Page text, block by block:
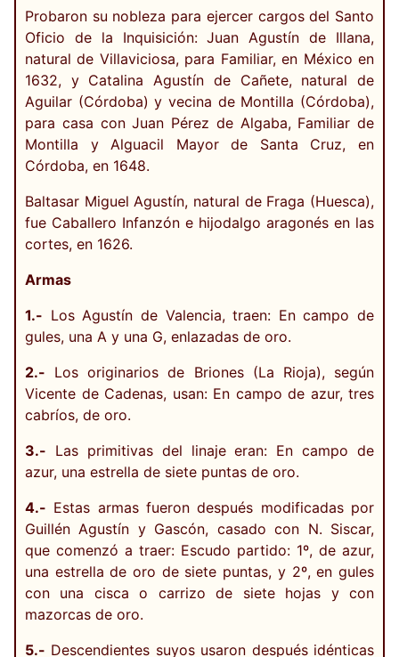
Probaron su nobleza para ejercer cargos del Santo
Oficio de la Inquisición: Juan Agustín de Illana,
natural de Villaviciosa, para Familiar, en México en
1632, y Catalina Agustín de Cañete, natural de
Aguilar (Córdoba) y vecina de Montilla (Córdoba),
para casa con Juan Pérez de Algaba, Familiar de
Montilla y Alguacil Mayor de Santa Cruz, en
Córdoba, en 1648.
Baltasar Miguel Agustín, natural de Fraga (Huesca),
fue Caballero Infanzón e hijodalgo aragonés en las
cortes, en 1626.
Armas
1.- Los Agustín de Valencia, traen: En campo de
gules, una A y una G, enlazadas de oro.
2.- Los originarios de Briones (La Rioja), según
Vicente de Cadenas, usan: En campo de azur, tres
cabríos, de oro.
3.- Las primitivas del linaje eran: En campo de
azur, una estrella de siete puntas de oro.
4.- Estas armas fueron después modificadas por
Guillén Agustín y Gascón, casado con N. Siscar,
que comenzó a traer: Escudo partido: 1º, de azur,
una estrella de oro de siete puntas, y 2º, en gules
con una cisca o carrizo de siete hojas y con
mazorcas de oro.
5.- Descendientes suyos usaron después idénticas